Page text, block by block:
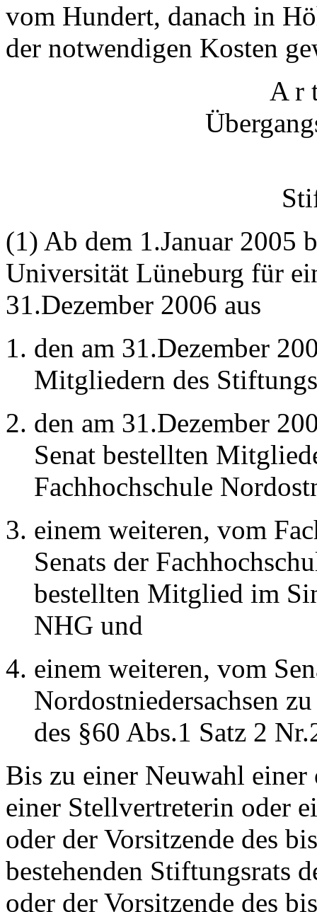
vom Hundert, danach in
der notwendigen Kosten
A r
(1) Ab dem 1.Januar 2005
Universität Lüneburg für
31.Dezember 2006 aus
den am 31.Dezember
Mitgliedern des
den am 31.Dezember
Senat bestellten
Fachhochschule
einem weiteren, vom
Senats der
bestellten Mitglied im
NHG und
einem weiteren, vom
Nordostniedersachsen
des §60 Abs.1 Satz 2
Bis zu einer Neuwahl einer
einer Stellvertreterin oder
oder der Vorsitzende des
bestehenden Stiftungsrats
oder der Vorsitzende des